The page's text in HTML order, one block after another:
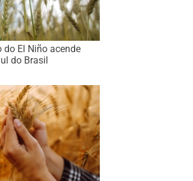
do El Niño acende
do Brasil